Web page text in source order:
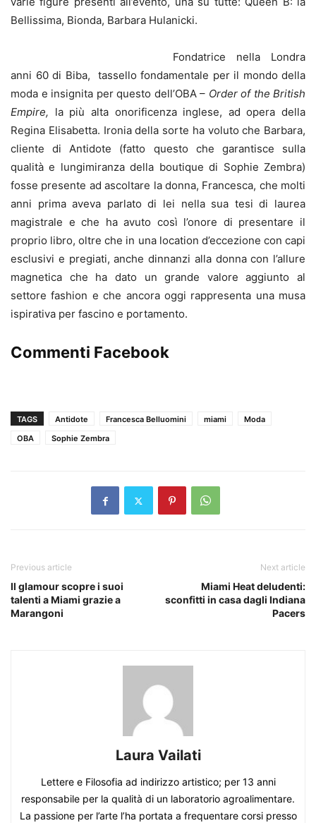
Bellissima, Bionda, Barbara Hulanicki.
Fondatrice nella Londra
anni 60 di Biba, tassello fondamentale per il mondo della
moda e insignita per questo dell’OBA – Order of the British
Empire, la più alta onorificenza inglese, ad opera della
Regina Elisabetta. Ironia della sorte ha voluto che Barbara,
cliente di Antidote (fatto questo che garantisce sulla
qualità e lungimiranza della boutique di Sophie Zembra)
fosse presente ad ascoltare la donna, Francesca, che molti
anni prima aveva parlato di lei nella sua tesi di laurea
magistrale e che ha avuto così l’onore di presentare il
proprio libro, oltre che in una location d’eccezione con capi
esclusivi e pregiati, anche dinnanzi alla donna con l’allure
magnetica che ha dato un grande valore aggiunto al
settore fashion e che ancora oggi rappresenta una musa
ispirativa per fascino e portamento.
Commenti Facebook
TAGS Antidote Francesca Belluomini miami
Moda
OBA
Sophie Zembra
Previous article
Il glamour scopre i suoi
talenti a Miami grazie a
Marangoni
Next article
Miami Heat deludenti:
sconfitti in casa dagli Indiana
Pacers
Laura Vailati
Lettere e Filosofia ad indirizzo artistico; per 13 anni
responsabile per la qualità di un laboratorio agroalimentare.
La passione per l’arte l’ha portata a frequentare corsi presso